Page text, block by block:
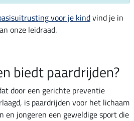
voor je kindvind je in
onze leidraad.
biedt paardrijden?
door een gerichte preventie
is paardrijden voor het lichaam
en jongeren een geweldige sport die